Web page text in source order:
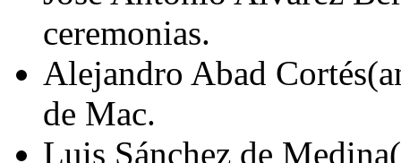
ceremonias.
Alejandro Abad
de Mac.
Luis Sánchez de Medina(